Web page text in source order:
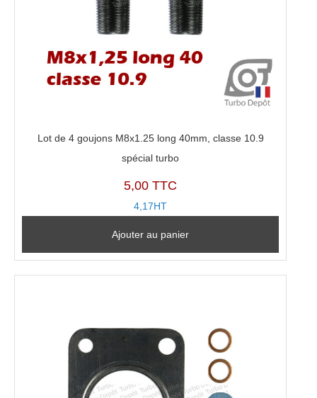
Lot de 4 goujons M8x1.25 long 40mm, classe 10.9
spécial turbo
5,00 TTC
4,17HT
Ajouter au panier